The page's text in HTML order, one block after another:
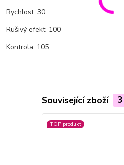
Rychlost: 30
Rušivý efekt: 100
Kontrola: 105
Související zboží 3
TOP produkt